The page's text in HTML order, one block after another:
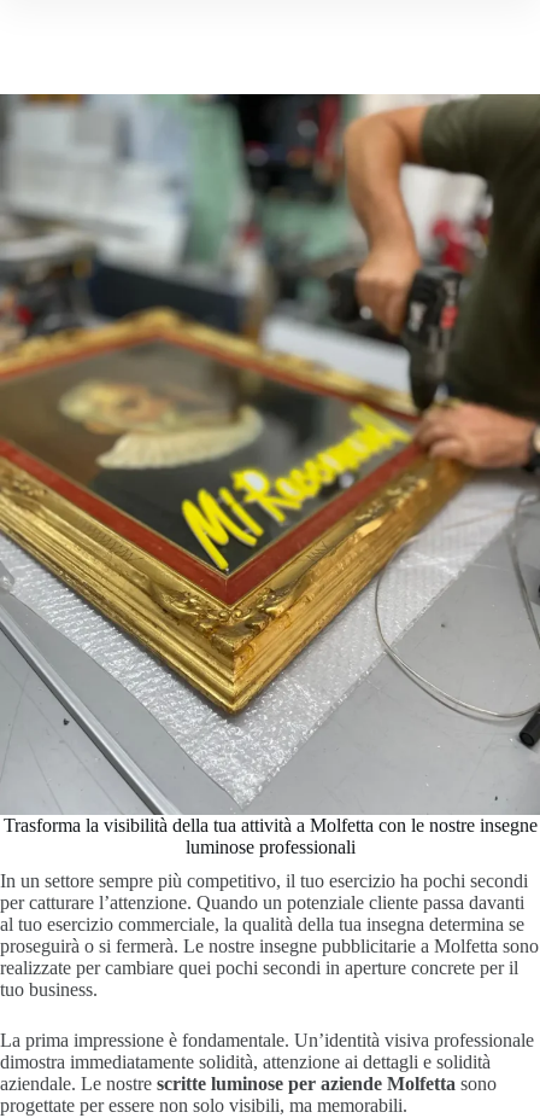
Trasforma la visibilità della tua attività a Molfetta con le nostre insegne
luminose professionali
In un settore sempre più competitivo, il tuo esercizio ha pochi secondi
per catturare l’attenzione. Quando un potenziale cliente passa davanti
al tuo esercizio commerciale, la qualità della tua insegna determina se
proseguirà o si fermerà. Le nostre insegne pubblicitarie a Molfetta sono
realizzate per cambiare quei pochi secondi in aperture concrete per il
tuo business.
La prima impressione è fondamentale. Un’identità visiva professionale
dimostra immediatamente solidità, attenzione ai dettagli e solidità
aziendale. Le nostre scritte luminose per aziende Molfetta sono
progettate per essere non solo visibili, ma memorabili.